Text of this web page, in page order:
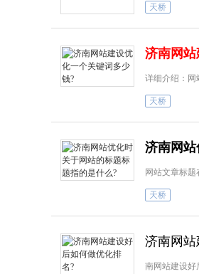
天桥
济南网
详细介绍：网
天桥
济南网
网站文章标
天桥
济南网
南网站建设好